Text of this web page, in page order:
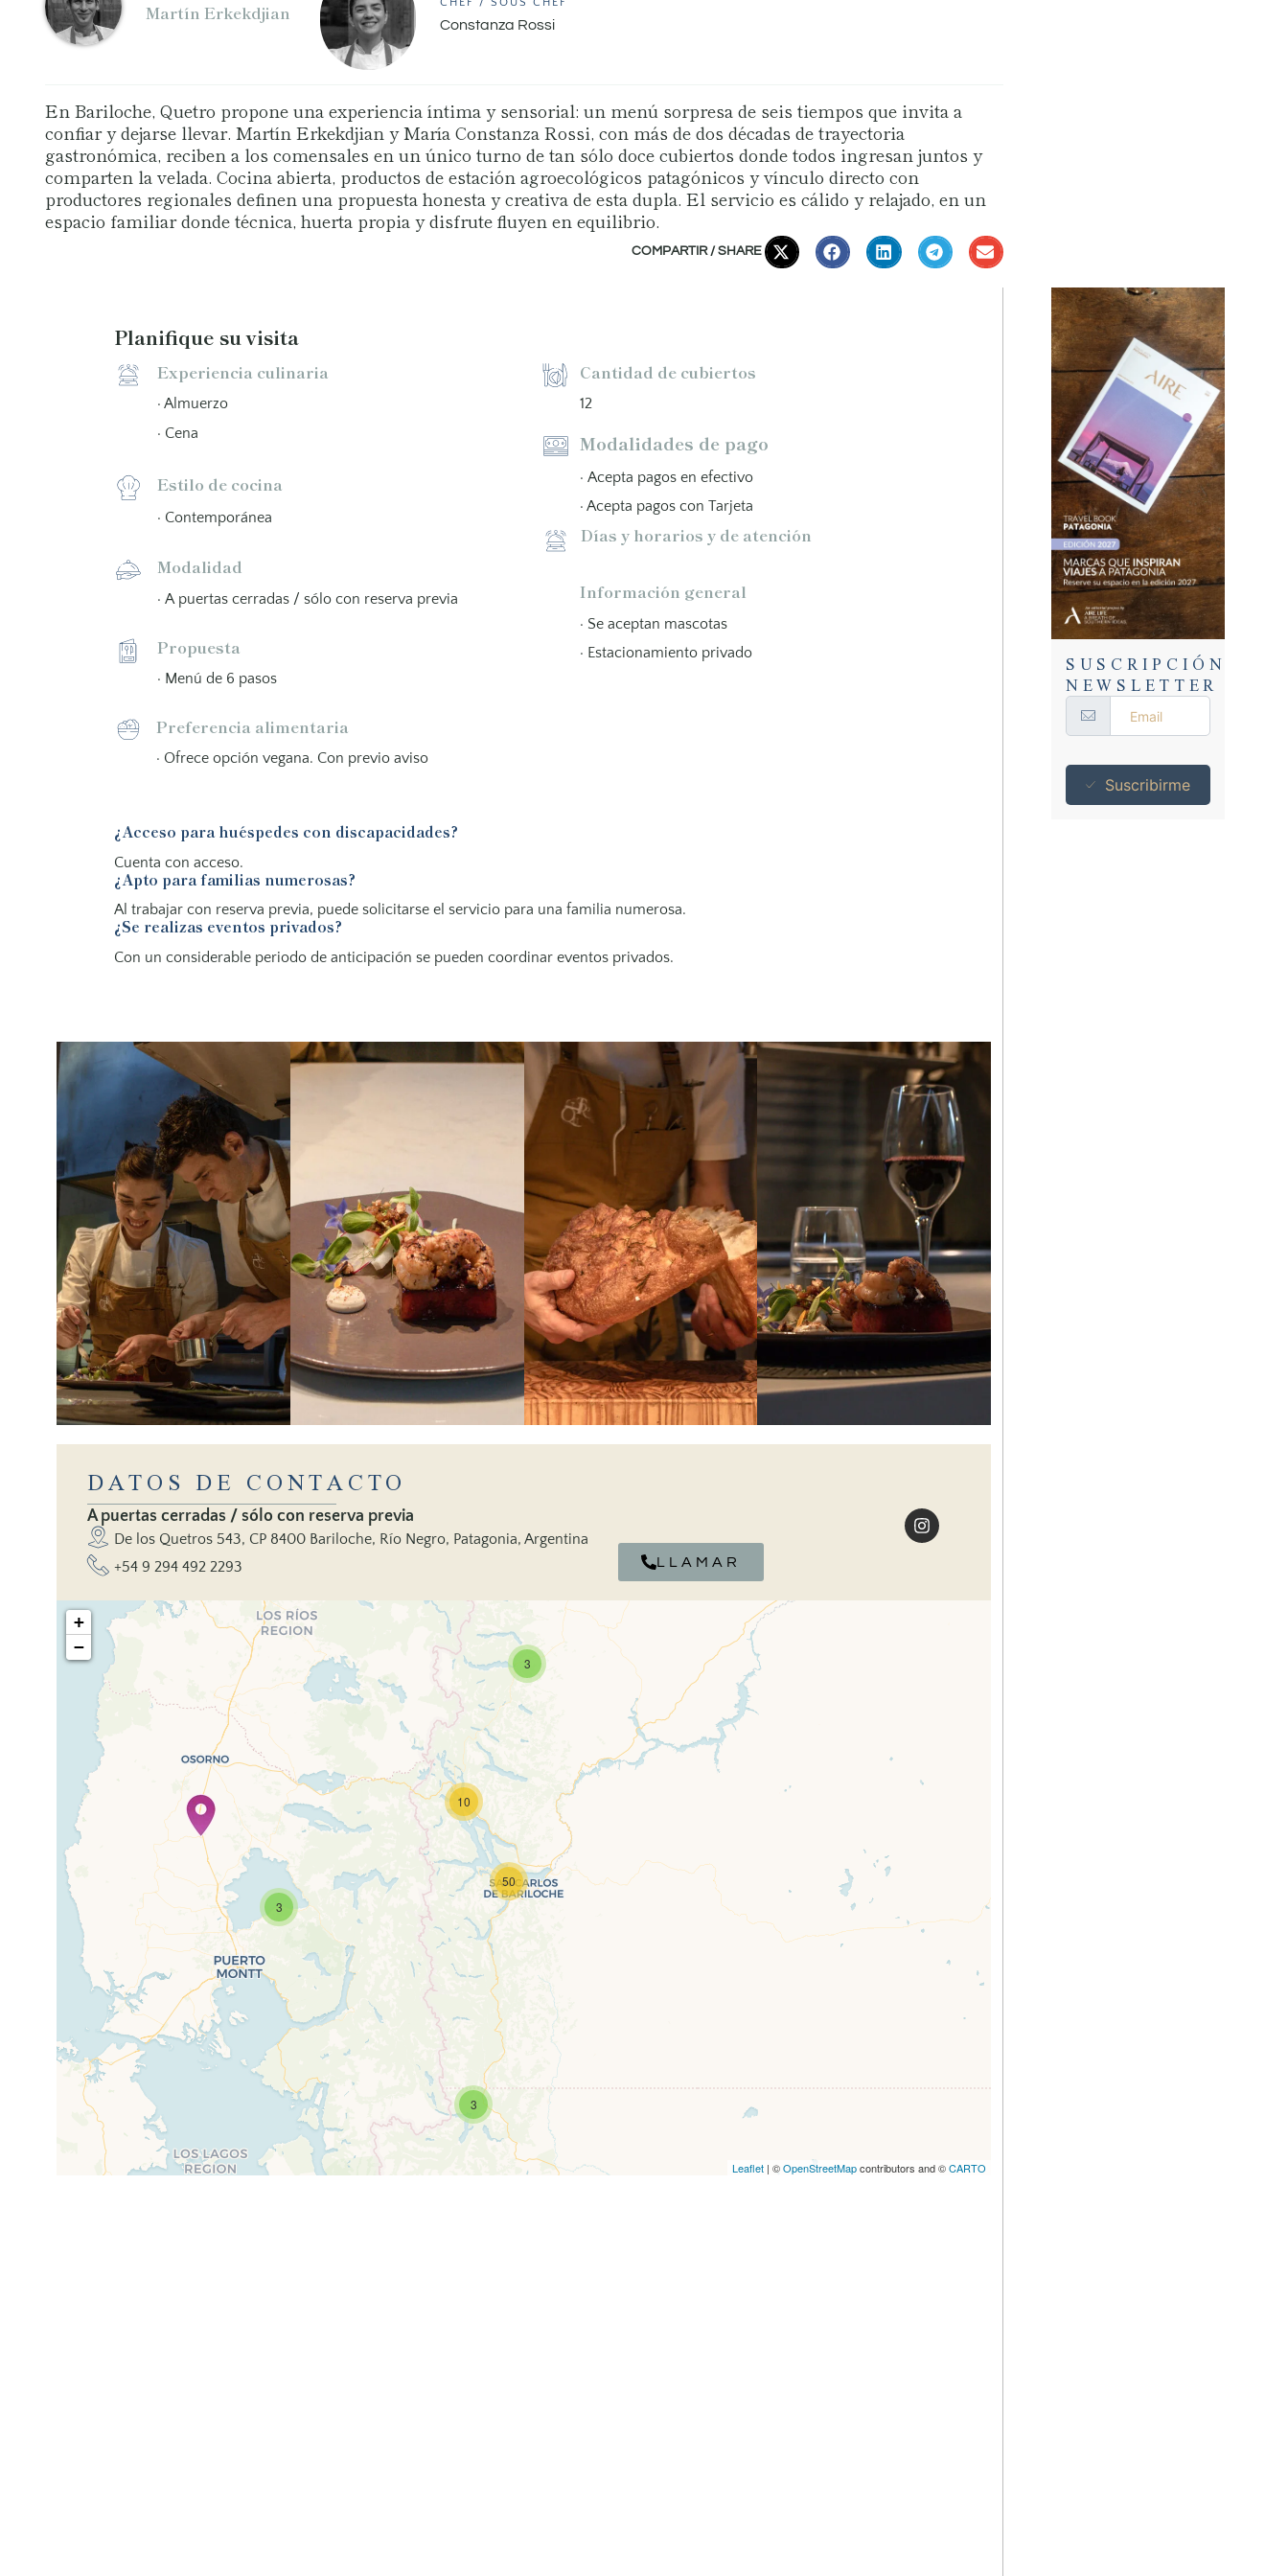
Martín Erkekdjian CHEF / SOUS CHEF
Constanza Rossi
En Bariloche, Quetro propone una experiencia íntima y sensorial: un menú sorpresa de seis tiempos que invita a
confiar y dejarse llevar. Martín Erkekdjian y María Constanza Rossi, con más de dos décadas de trayectoria
gastronómica, reciben a los comensales en un único turno de tan sólo doce cubiertos donde todos ingresan juntos y
comparten la velada. Cocina abierta, productos de estación agroecológicos patagónicos y vínculo directo con
productores regionales definen una propuesta honesta y creativa de esta dupla. El servicio es cálido y relajado, en un
espacio familiar donde técnica, huerta propia y disfrute fluyen en equilibrio.
COMPARTIR / SHARE
Planifique su visita
Experiencia culinaria
· Almuerzo
· Cena
Estilo de cocina
· Contemporánea
Modalidad
· A puertas cerradas / sólo con reserva previa
Propuesta
· Menú de 6 pasos
Preferencia alimentaria
· Ofrece opción vegana. Con previo aviso
Cantidad de cubiertos
12
Modalidades de pago
· Acepta pagos en efectivo
· Acepta pagos con Tarjeta
Días y horarios y de atención
Información general
· Se aceptan mascotas
· Estacionamiento privado
¿Acceso para huéspedes con discapacidades?
Cuenta con acceso.
¿Apto para familias numerosas?
Al trabajar con reserva previa, puede solicitarse el servicio para una familia numerosa.
¿Se realizas eventos privados?
Con un considerable periodo de anticipación se pueden coordinar eventos privados.
DATOS DE CONTACTO
A puertas cerradas / sólo con reserva previa
De los Quetros 543, CP 8400 Bariloche, Río Negro, Patagonia, Argentina
+54 9 294 492 2293
LLAMAR
Travelers' Map is loading...
If you see this after your page is loaded completely, leafletJS files are missing.
3
3
3
10
50
+
−
Leaflet | ©OpenStreetMapcontributors and ©CARTO
SUSCRIPCIÓN
NEWSLETTER
Suscribirme